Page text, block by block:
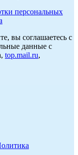
персональных
вы соглашаетесь с
данные с
top.mail.ru,